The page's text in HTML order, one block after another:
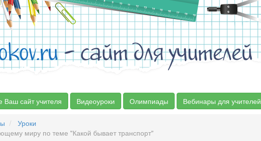
- сайт для учителей
Ваш сайт учителя Видеоуроки Олимпиады Вебинары для учителей
Уроки
миру по теме "Какой бывает транспорт"